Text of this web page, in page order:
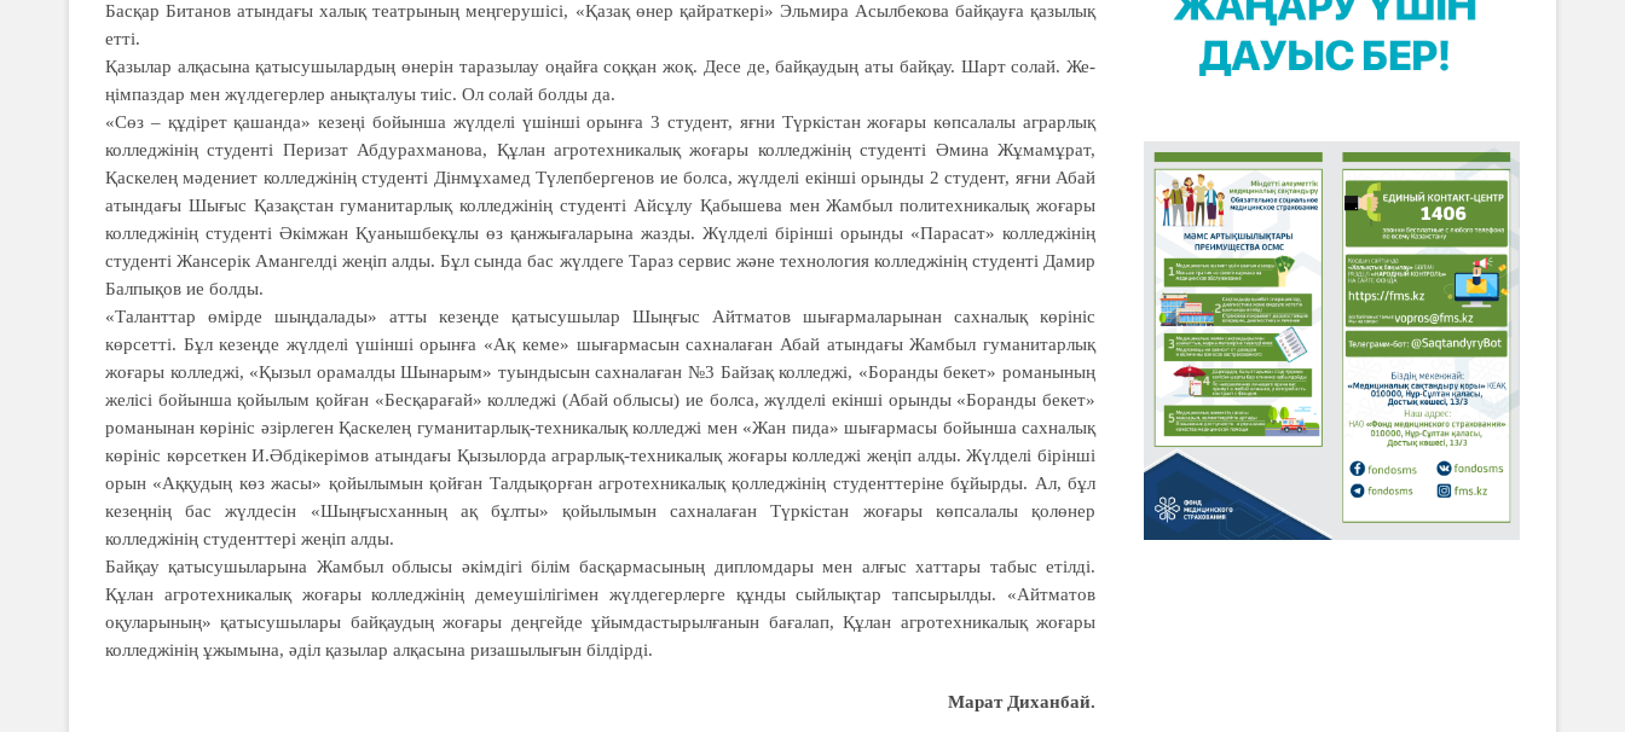
Басқар Битанов атындағы халық театрының меңгерушісі, «Қазақ өнер қай­рат­кері» Эльмира Асылбекова байқауға қазылық
етті.
Қазылар алқасына қатысу­шы­лардың өнерін тара­зы­лау оңай­ға соқ­қан жоқ. Десе де, байқаудың аты байқау. Шарт со­лай. Же­
ңім­паздар мен жүлде­гер­лер анықталуы тиіс. Ол солай болды да.
«Сөз – құді­рет қашанда» ке­зеңі бойынша жүл­делі үшінші орын­ға 3 студент, яғни Түркіс­тан жоғары көпсалалы аграр­лық
колледжінің студенті Перизат Абдурахманова, Құлан агротехникалық жоғары колледжінің студенті Әмина Жұмамұрат,
Қаскелең мәдениет колледжінің студенті Дінмұхамед Түлеп­бергенов ие болса, жүлделі екінші орынды 2 студент, яғни Абай
атындағы Шығыс Қазақстан гуманитарлық колледжінің студенті Айсұлу Қабышева мен Жамбыл политехникалық жоғары
колледжінің студенті Әкімжан Қуанышбекұлы өз қанжығаларына жазды. Жүлделі бірінші орынды «Парасат» колледжінің
студенті Жансерік Амангелді жеңіп алды. Бұл сында бас жүлдеге Тараз сервис және технология колледжінің студенті Дамир
Балпықов ие бол­ды.
«Таланттар өмірде шыңдалады» атты ке­зеңде қатысушылар Шың­ғыс Айтматов шығар­маларынан сах­налық көрініс
көрсетті. Бұл кезеңде жүлделі үшінші орынға «Ақ кеме» шығармасын сах­налаған Абай атындағы Жамбыл гуманитарлық
жо­ғары колледжі, «Қы­зыл орамалды Шы­нарым» туындысын сах­налаған №3 Байзақ колледжі, «Боранды бекет» романының
же­лісі бойынша қойылым қойған «Бесқарағай» колледжі (Абай облысы) ие болса, жүлделі екінші орынды «Боранды бекет»
романынан көрініс әзірлеген Қаскелең гуманитарлық-техникалық колледжі мен «Жан пида» шығармасы бойынша сахналық
көрініс көрсеткен И.Әбдікерімов атындағы Қызылорда аграрлық-техникалық жоғары колледжі жеңіп алды. Жүлделі бірінші
орын «Аққудың көз жасы» қойылымын қойған Талдықорған агротехникалық қолледжінің студенттеріне бұйырды. Ал, бұл
кезеңнің бас жүлдесін «Шыңғысханның ақ бұлты» қойылымын сахналаған Түркістан жоғары көпсалалы қолөнер
колледжінің студенттері жеңіп алды.
Байқау қатысушыларына Жамбыл облысы әкімдігі білім басқармасының дипломдары мен алғыс хат­тары табыс етілді.
Құлан агротех­никалық жоғары колледжінің демеушілігімен жүлде­гер­лерге құн­ды сыйлықтар тап­сы­­рылды. «Айтматов
оқуларының» қаты­сушылары байқау­дың жоғары деңгейде ұйым­дастырылғанын бағалап, Құлан агротех­никалық жоғары
коллед­жінің ұжымына, әділ қазылар алқасына ризашылығын білдірді.
Марат Диханбай.